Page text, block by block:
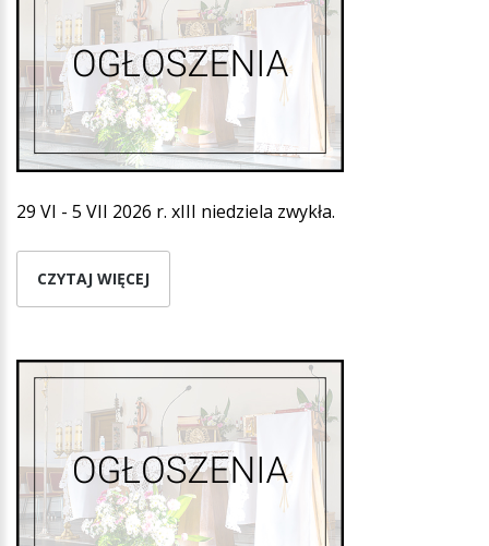
29 VI - 5 VII 2026 r. xIII niedziela zwykła.
CZYTAJ WIĘCEJ